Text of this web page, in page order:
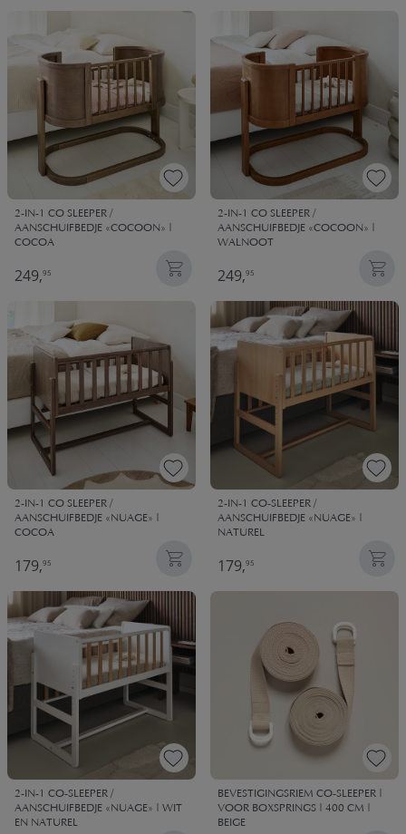
2-IN-1 CO SLEEPER /
AANSCHUIFBEDJE «COCOON» |
COCOA
249,95
2-IN-1 CO SLEEPER /
AANSCHUIFBEDJE «COCOON» |
WALNOOT
249,95
2-IN-1 CO SLEEPER /
AANSCHUIFBEDJE «NUAGE» |
COCOA
179,95
2-IN-1 CO-SLEEPER /
AANSCHUIFBEDJE «NUAGE» |
NATUREL
179,95
2-IN-1 CO-SLEEPER /
AANSCHUIFBEDJE «NUAGE» | WIT
EN NATUREL
BEVESTIGINGSRIEM CO-SLEEPER |
VOOR BOXSPRINGS | 400 CM |
BEIGE